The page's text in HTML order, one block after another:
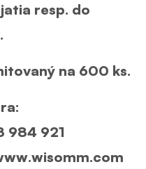
resp. do
na 600 ks.
984 921